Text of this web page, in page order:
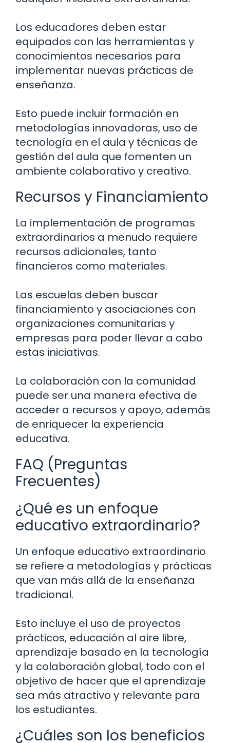
Los educadores deben estar
equipados con las herramientas y
conocimientos necesarios para
implementar nuevas prácticas de
enseñanza.
Esto puede incluir formación en
metodologías innovadoras, uso de
tecnología en el aula y técnicas de
gestión del aula que fomenten un
ambiente colaborativo y creativo.
Recursos y Financiamiento
La implementación de programas
extraordinarios a menudo requiere
recursos adicionales, tanto
financieros como materiales.
Las escuelas deben buscar
financiamiento y asociaciones con
organizaciones comunitarias y
empresas para poder llevar a cabo
estas iniciativas.
La colaboración con la comunidad
puede ser una manera efectiva de
acceder a recursos y apoyo, además
de enriquecer la experiencia
educativa.
FAQ (Preguntas
Frecuentes)
¿Qué es un enfoque
educativo extraordinario?
Un enfoque educativo extraordinario
se refiere a metodologías y prácticas
que van más allá de la enseñanza
tradicional.
Esto incluye el uso de proyectos
prácticos, educación al aire libre,
aprendizaje basado en la tecnología
y la colaboración global, todo con el
objetivo de hacer que el aprendizaje
sea más atractivo y relevante para
los estudiantes.
¿Cuáles son los beneficios